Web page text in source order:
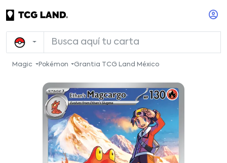
Magic Pokémon Grantia TCG Land México